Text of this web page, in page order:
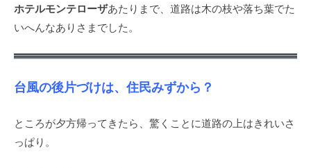
ホテルモンテローザあたりまで、道路は木の枝や落ち葉でた
いへんなありさまでした。
台風の後片づけは、住民みずから？
ところが夕方帰ってきたら、驚くことに道路の上はきれいさ
っぱり。